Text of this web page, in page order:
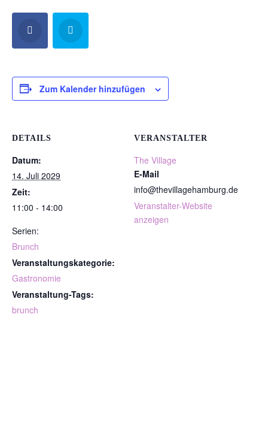
Zum Kalender hinzufügen
DETAILS
Datum:
14. Juli 2029
Zeit:
11:00 - 14:00
Serien:
Brunch
Veranstaltungskategorie:
Gastronomie
Veranstaltung-Tags:
brunch
VERANSTALTER
The Village
E-Mail
info@thevillagehamburg.de
Veranstalter-Website
anzeigen